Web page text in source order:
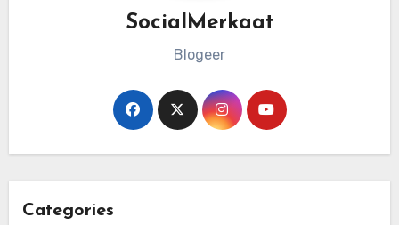
SocialMerkaat
Blogeer
Categories